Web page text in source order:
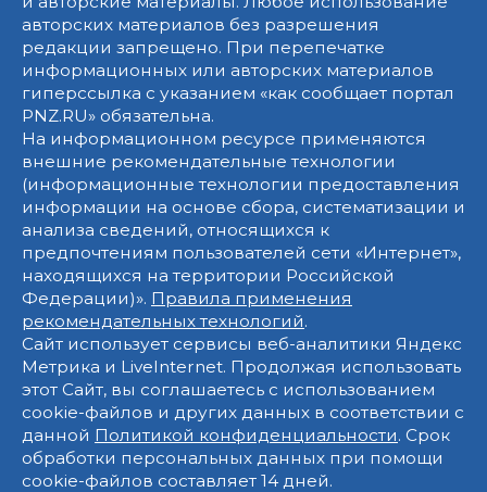
авторских материалов без разрешения
редакции запрещено. При перепечатке
информационных или авторских материалов
гиперссылка с указанием «как сообщает портал
PNZ.RU» обязательна.
На информационном ресурсе применяются
внешние рекомендательные технологии
(информационные технологии предоставления
информации на основе сбора, систематизации и
анализа сведений, относящихся к
предпочтениям пользователей сети «Интернет»,
находящихся на территории Российской
Федерации)». Правила применения
рекомендательных технологий.
Сайт использует сервисы веб-аналитики Яндекс
Метрика и LiveInternet. Продолжая использовать
этот Сайт, вы соглашаетесь с использованием
cookie-файлов и других данных в соответствии с
данной Политикой конфиденциальности. Срок
обработки персональных данных при помощи
cookie-файлов составляет 14 дней.